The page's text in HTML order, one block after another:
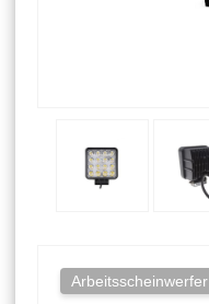
Arbeitsscheinwerfer